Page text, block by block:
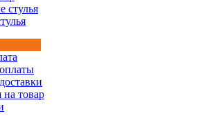
стулья
на товар